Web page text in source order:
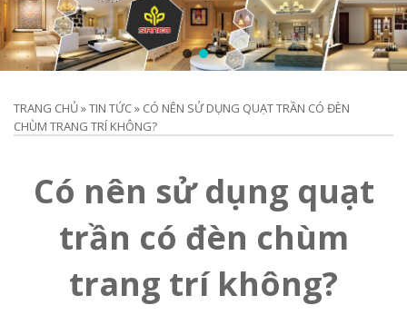
TRANG CHỦ»TIN TỨC» CÓ NÊN SỬ DỤNG QUẠT TRẦN CÓ ĐÈN
CHÙM TRANG TRÍ KHÔNG?
Có nên sử dụng quạt
trần có đèn chùm
trang trí không?